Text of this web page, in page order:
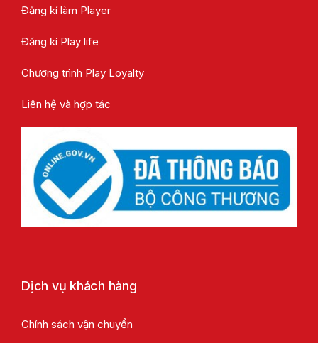
Đăng kí làm Player
Đăng kí Play life
Chương trình Play Loyalty
Liên hệ và hợp tác
Dịch vụ khách hàng
Chính sách vận chuyển